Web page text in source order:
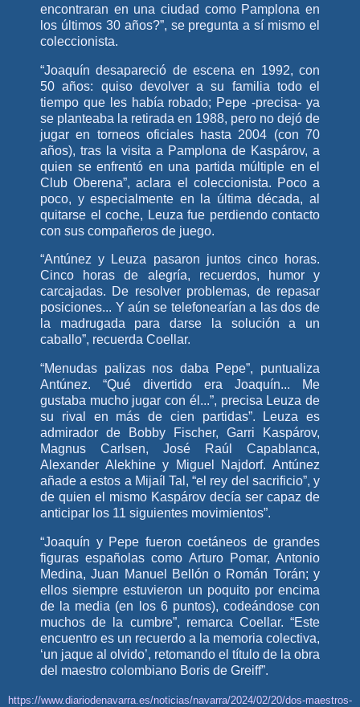
encontraran en una ciudad como Pamplona en
los últimos 30 años?”, se pregunta a sí mismo el
coleccionista.
“Joaquín desapareció de escena en 1992, con
50 años: quiso devolver a su familia todo el
tiempo que les había robado; Pepe -precisa- ya
se planteaba la retirada en 1988, pero no dejó de
jugar en torneos oficiales hasta 2004 (con 70
años), tras la visita a Pamplona de Kaspárov, a
quien se enfrentó en una partida múltiple en el
Club Oberena”, aclara el coleccionista. Poco a
poco, y especialmente en la última década, al
quitarse el coche, Leuza fue perdiendo contacto
con sus compañeros de juego.
“Antúnez y Leuza pasaron juntos cinco horas.
Cinco horas de alegría, recuerdos, humor y
carcajadas. De resolver problemas, de repasar
posiciones... Y aún se telefonearían a las dos de
la madrugada para darse la solución a un
caballo”, recuerda Coellar.
“Menudas palizas nos daba Pepe”, puntualiza
Antúnez. “Qué divertido era Joaquín... Me
gustaba mucho jugar con él...”, precisa Leuza de
su rival en más de cien partidas”. Leuza es
admirador de Bobby Fischer, Garri Kaspárov,
Magnus Carlsen, José Raúl Capablanca,
Alexander Alekhine y Miguel Najdorf. Antúnez
añade a estos a Mijaíl Tal, “el rey del sacrificio”, y
de quien el mismo Kaspárov decía ser capaz de
anticipar los 11 siguientes movimientos”.
“Joaquín y Pepe fueron coetáneos de grandes
figuras españolas como Arturo Pomar, Antonio
Medina, Juan Manuel Bellón o Román Torán; y
ellos siempre estuvieron un poquito por encima
de la media (en los 6 puntos), codeándose con
muchos de la cumbre”, remarca Coellar. “Este
encuentro es un recuerdo a la memoria colectiva,
‘un jaque al olvido’, retomando el título de la obra
del maestro colombiano Boris de Greiff”.
https://www.diariodenavarra.es/noticias/navarra/2024/02/20/dos-maestros-